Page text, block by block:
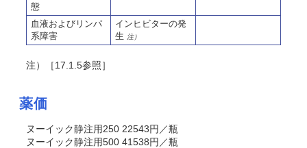
態
血液およびリンパ
系障害
インヒビターの発
生 注）
注）［17.1.5参照］
薬価
ヌーイック静注用250 22543円／瓶
ヌーイック静注用500 41538円／瓶